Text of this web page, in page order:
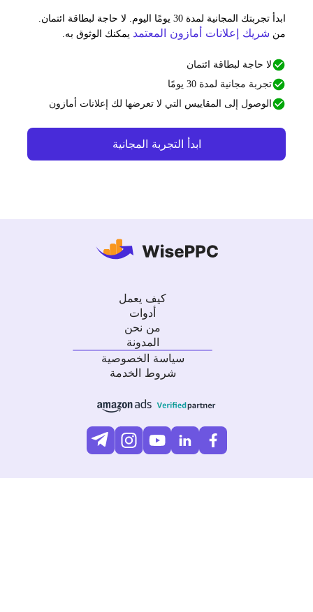
ابدأ تجربتك المجانية لمدة 30 يومًا اليوم. لا حاجة لبطاقة ائتمان.
شريك إعلانات أمازون المعتمد يمكنك الوثوق به.
لا حاجة لبطاقة ائتمان
تجربة مجانية لمدة 30 يومًا
الوصول إلى المقاييس التي لا تعرضها لك إعلانات أمازون
ابدأ التجربة المجانية
كيف يعمل
من نحن
سياسة الخصوصية
شروط الخدمة